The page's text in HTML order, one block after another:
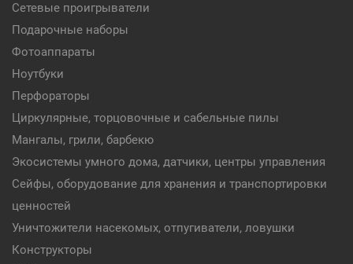
Сетевые проигрыватели
Подарочные наборы
Фотоаппараты
Ноутбуки
Перфораторы
Циркулярные, торцовочные и сабельные пилы
Мангалы, грили, барбекю
Экосистемы умного дома, датчики, центры управления
Сейфы, оборудование для хранения и транспортировки
ценностей
Уничтожители насекомых, отпугиватели, ловушки
Конструкторы